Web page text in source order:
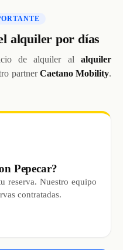
alquiler por días
de alquiler al alquiler
partnerCaetano Mobility.
Pepecar?
reserva. Nuestro equipo
contratadas.